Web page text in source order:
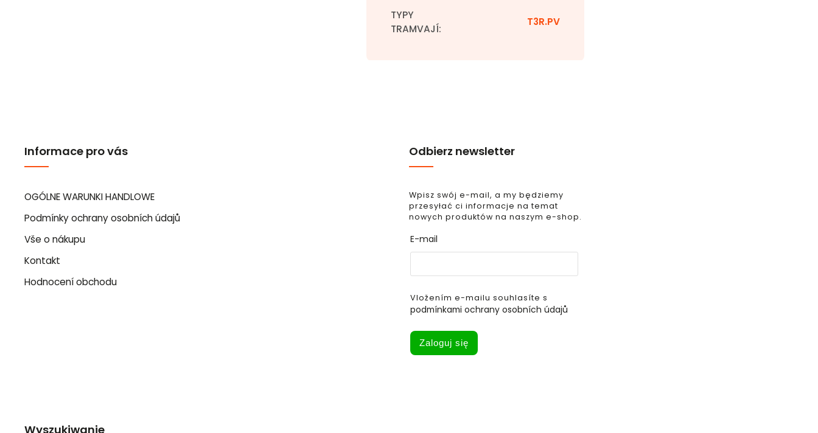
TYPY
TRAMVAJÍ:
T3R.PV
Informace pro vás
OGÓLNE WARUNKI HANDLOWE
Podmínky ochrany osobních údajů
Vše o nákupu
Kontakt
Hodnocení obchodu
Odbierz newsletter
Wpisz swój e-mail, a my będziemy
przesyłać ci informacje na temat
nowych produktów na naszym e-shop.
E-mail
Vložením e-mailu souhlasíte s
podmínkami ochrany osobních údajů
Zaloguj się
Wyszukiwanie